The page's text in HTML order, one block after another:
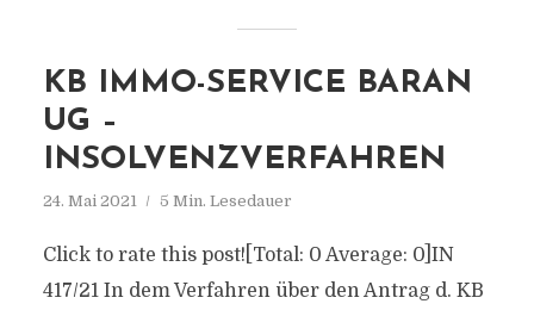
KB IMMO-SERVICE BARAN
UG –
INSOLVENZVERFAHREN
24. Mai 2021 5 Min. Lesedauer
Click to rate this post![Total: 0 Average: 0]IN
417/21 In dem Verfahren über den Antrag d. KB